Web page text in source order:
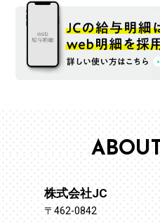
株式会社JC
〒462-0842